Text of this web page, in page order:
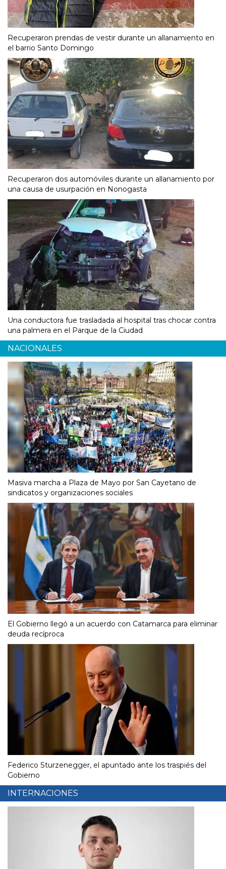
Recuperaron prendas de vestir durante un allanamiento en
el barrio Santo Domingo
Recuperaron dos automóviles durante un allanamiento por
una causa de usurpación en Nonogasta
Una conductora fue trasladada al hospital tras chocar contra
una palmera en el Parque de la Ciudad
NACIONALES
Masiva marcha a Plaza de Mayo por San Cayetano de
sindicatos y organizaciones sociales
El Gobierno llegó a un acuerdo con Catamarca para eliminar
deuda recíproca
Federico Sturzenegger, el apuntado ante los traspiés del
Gobierno
INTERNACIONES